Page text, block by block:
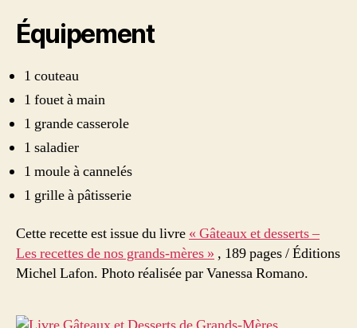
Équipement
1 couteau
1 fouet à main
1 grande casserole
1 saladier
1 moule à cannelés
1 grille à pâtisserie
Cette recette est issue du livre « Gâteaux et desserts –
Les recettes de nos grands-mères » , 189 pages / Éditions
Michel Lafon. Photo réalisée par Vanessa Romano.